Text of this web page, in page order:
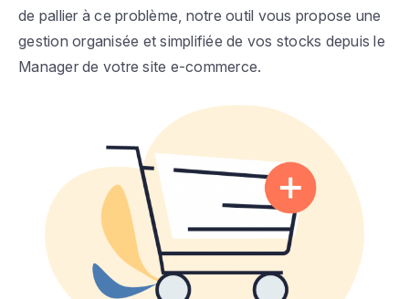
de pallier à ce problème, notre outil vous propose une
gestion organisée et simplifiée de vos stocks depuis le
Manager de votre site e-commerce.